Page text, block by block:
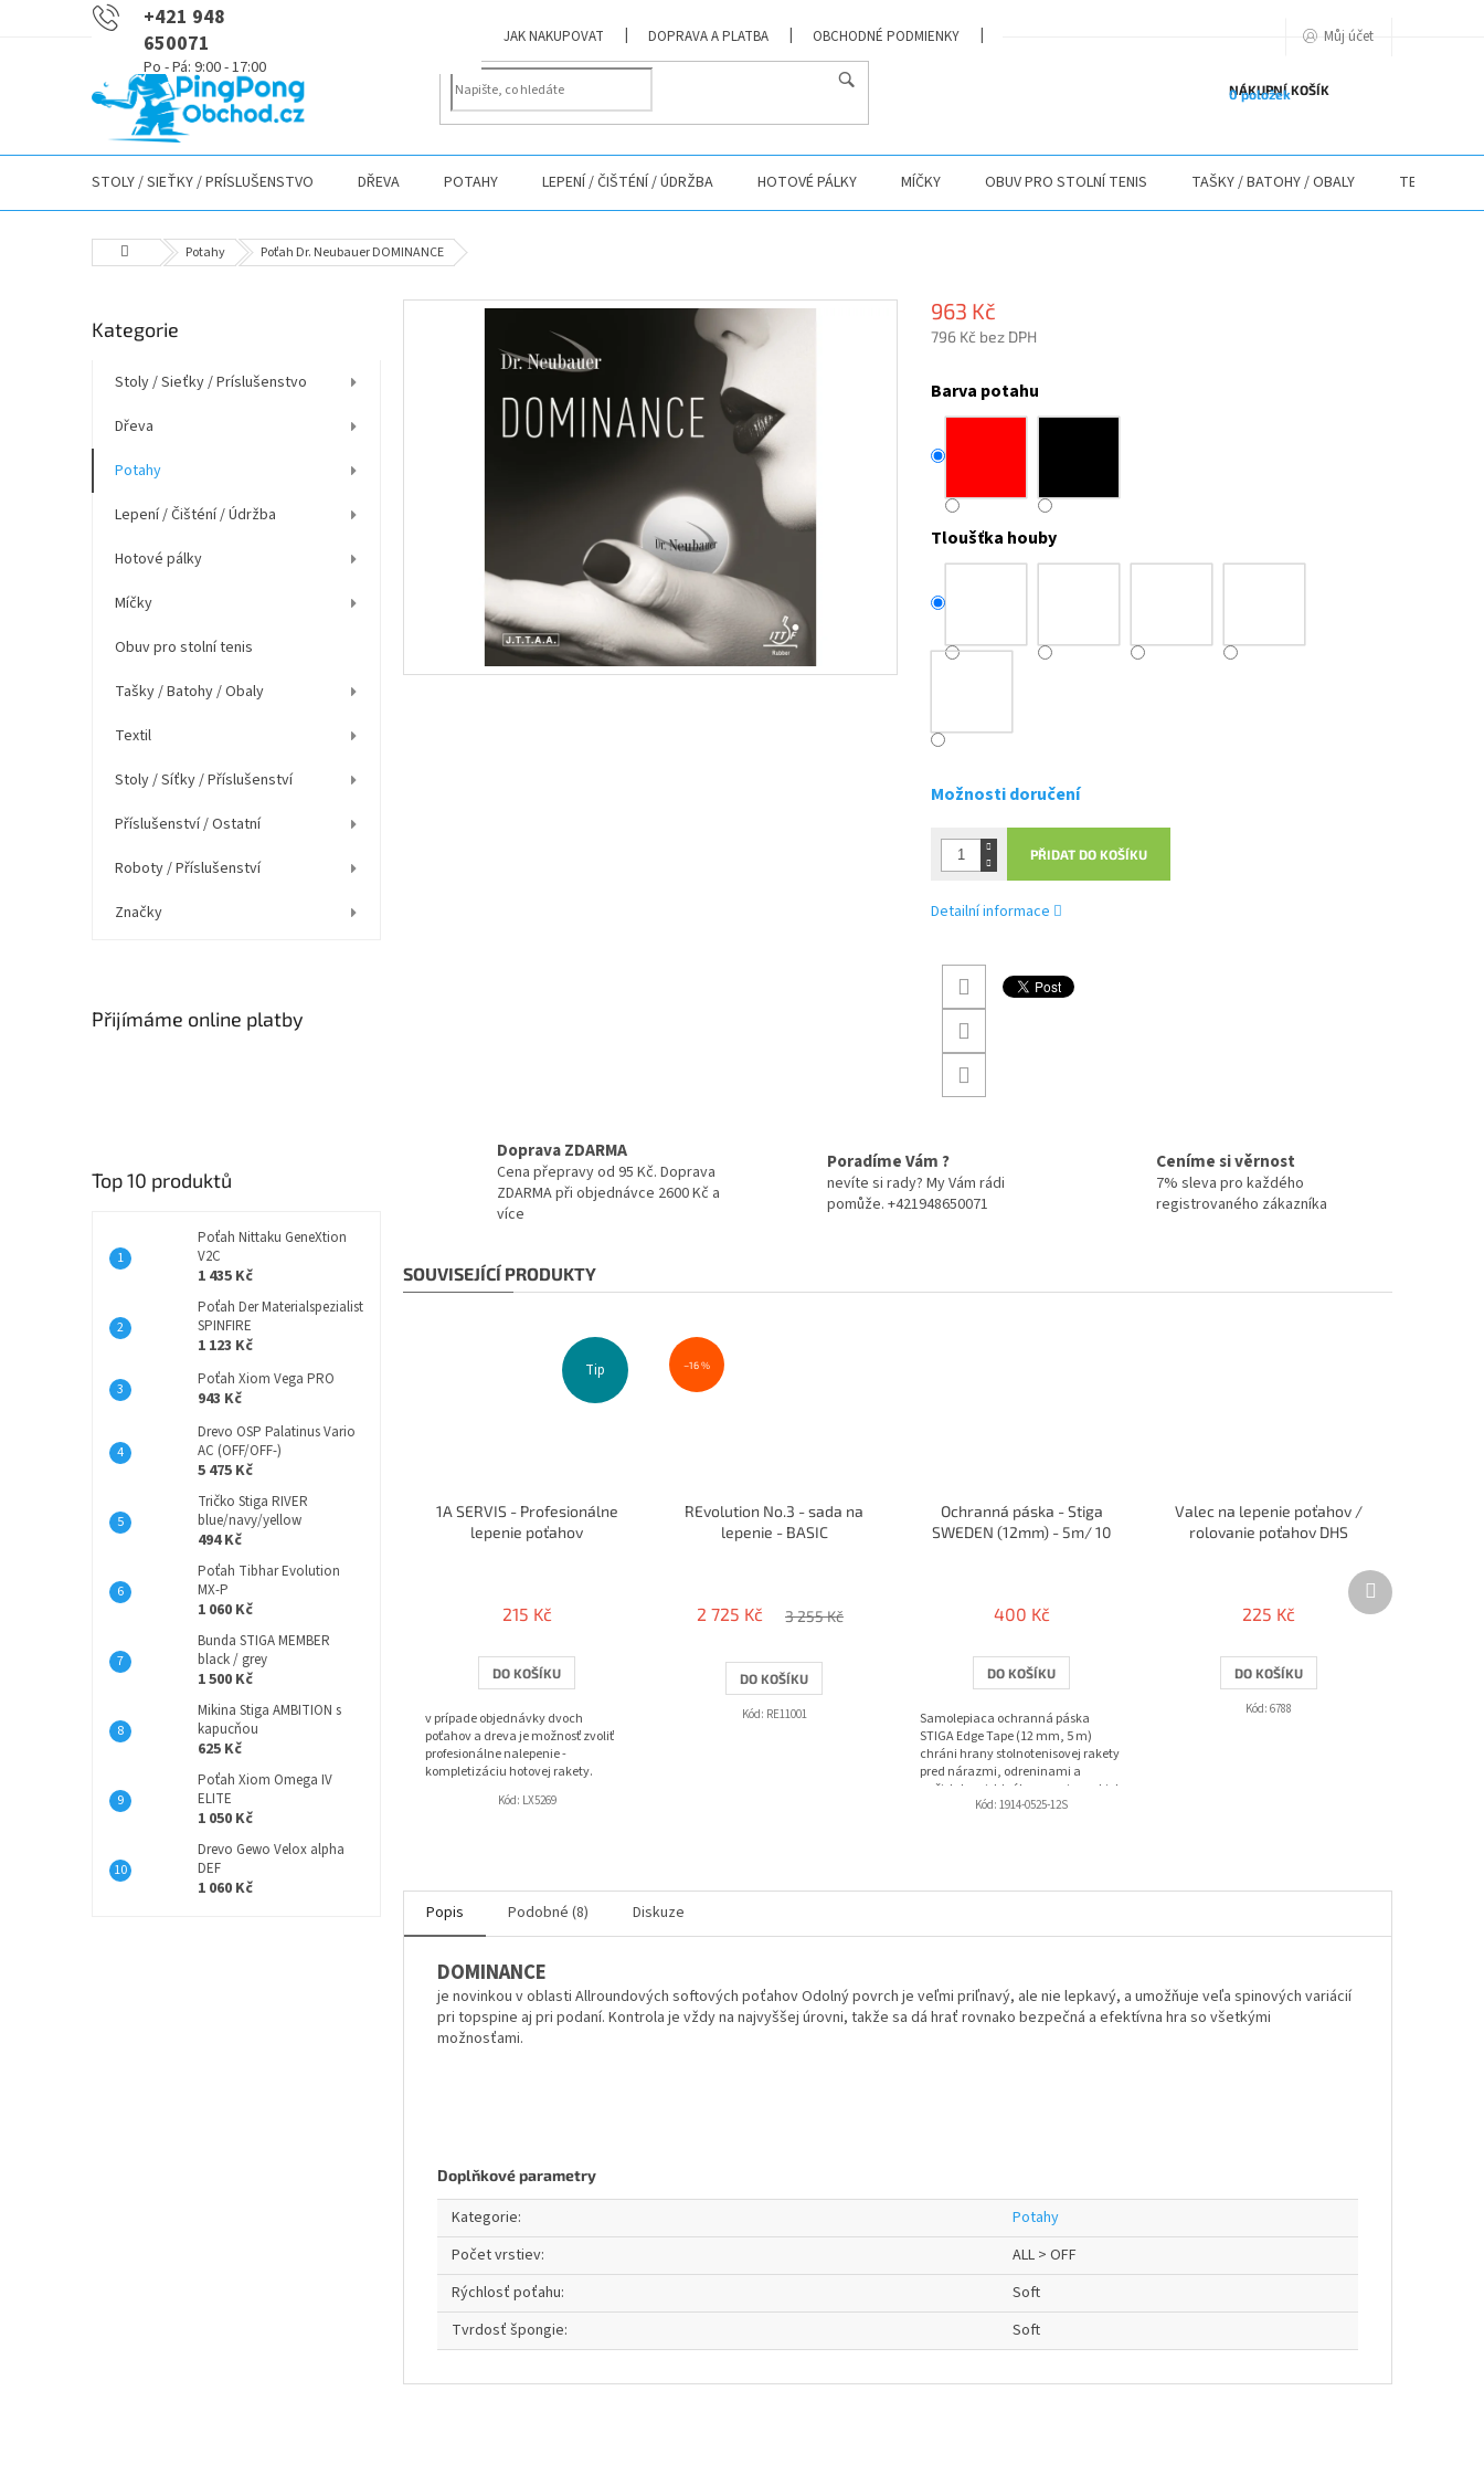
+421 948
650071
JAK NAKUPOVAT DOPRAVA A PLATBA OBCHODNÉ PODMIENKY O NÁS
Můj účet
NÁKUPNÍ KOŠÍK
0 položek
STOLY / SIEŤKY / PRÍSLUŠENSTVO DŘEVA POTAHY LEPENÍ / ČIŠTÉNÍ / ÚDRŽBA HOTOVÉ PÁLKY MÍČKY OBUV PRO STOLNÍ TENIS TAŠKY / BATOHY / OBALY TEXTIL
Domů Potahy Poťah Dr. Neubauer DOMINANCE
o
n
Přeskočit
Kategorie
Stoly / Sieťky / Príslušenstvo
Dřeva
Potahy
Lepení / Čišténí / Údržba
Hotové pálky
Míčky
Obuv pro stolní tenis
Tašky / Batohy / Obaly
Textil
Stoly / Síťky / Příslušenství
Příslušenství / Ostatní
Roboty / Příslušenství
Značky
Přijímáme online platby
Top 10 produktů
Poťah Nittaku GeneXtion
V2C
1 435 Kč
Poťah Der Materialspezialist
SPINFIRE
1 123 Kč
Poťah Xiom Vega PRO
943 Kč
Drevo OSP Palatinus Vario
AC (OFF/OFF-)
5 475 Kč
Tričko Stiga RIVER
blue/navy/yellow
494 Kč
Poťah Tibhar Evolution
MX-P
1 060 Kč
Bunda STIGA MEMBER
black / grey
1 500 Kč
Mikina Stiga AMBITION s
kapucňou
625 Kč
Poťah Xiom Omega IV
ELITE
1 050 Kč
Drevo Gewo Velox alpha
DEF
1 060 Kč
963 Kč
796 Kč bez DPH
cena:
Barva potahu
Tloušťka houby
Možnosti doručení
PŘIDAT DO KOŠÍKU
Detailní informace
Doprava ZDARMA
Cena přepravy od 95 Kč. Doprava
ZDARMA při objednávce 2600 Kč a
více
Poradíme Vám ?
nevíte si rady? My Vám rádi
pomůže. +421948650071
Ceníme si věrnost
7% sleva pro každého
registrovaného zákazníka
SOUVISEJÍCÍ PRODUKTY
Tip
1A SERVIS - Profesionálne
lepenie poťahov
215 Kč
DO KOŠÍKU
v prípade objednávky dvoch
poťahov a dreva je možnosť zvoliť
profesionálne nalepenie -
kompletizáciu hotovej rakety.
Kód: LX5269
–16 %
REvolution No.3 - sada na
lepenie - BASIC
2 725 Kč 3 255 Kč
DO KOŠÍKU
Kód: RE11001
Ochranná páska - Stiga
SWEDEN (12mm) - 5m/ 10
400 Kč
DO KOŠÍKU
Samolepiaca ochranná páska
STIGA Edge Tape (12 mm, 5 m)
chráni hrany stolnotenisovej rakety
pred nárazmi, odreninami a
nečistotami. Ideálna pre viac rakiet
alebo opakované...
Kód: 1914-0525-12S
Valec na lepenie poťahov /
rolovanie poťahov DHS
225 Kč
DO KOŠÍKU
Kód: 6788
Další
produkt
Popis Podobné (8) Diskuze
DOMINANCE
je novinkou v oblasti Allroundových softových poťahov Odolný povrch je veľmi priľnavý, ale nie lepkavý, a umožňuje veľa spinových variácií
pri topspine aj pri podaní. Kontrola je vždy na najvyššej úrovni, takže sa dá hrať rovnako bezpečná a efektívna hra so všetkými
možnosťami.
Doplňkové parametry
Kategorie:
Potahy
Počet vrstiev:
ALL > OFF
Rýchlosť poťahu:
Soft
Tvrdosť špongie: Soft